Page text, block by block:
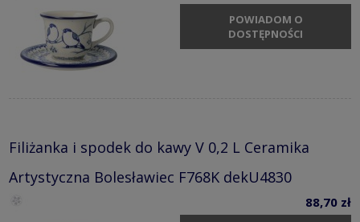
POWIADOM O
DOSTĘPNOŚCI
Filiżanka i spodek do kawy V 0,2 L Ceramika
Artystyczna Bolesławiec F768K dekU4830
88,70 zł